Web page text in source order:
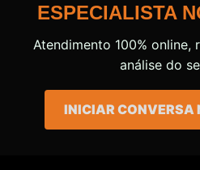
ESPECIALISTA
Atendimento 100%
análise do
INICIAR CONVERSA